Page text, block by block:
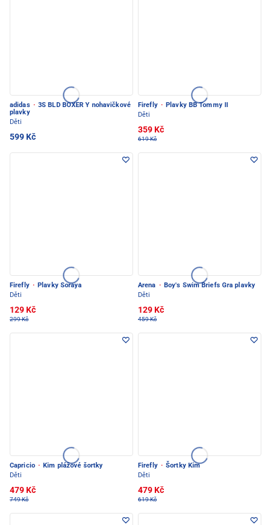
adidas · 3S BLD BOXER Y nohavičkové
plavky
Děti
599 Kč
Firefly · Plavky BB Tommy II
Děti
359 Kč
619 Kč
Firefly · Plavky Soraya
Děti
129 Kč
299 Kč
Arena · Boy's Swim Briefs Gra plavky
Děti
129 Kč
459 Kč
Capricio · Kim plážové šortky
Děti
479 Kč
749 Kč
Firefly · Šortky Kim
Děti
479 Kč
619 Kč